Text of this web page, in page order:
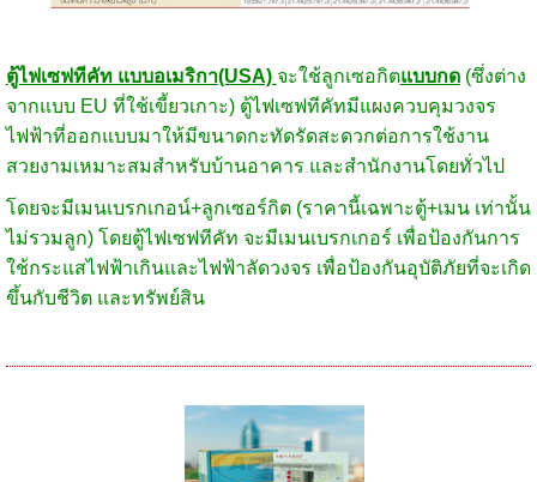
ตู้ไฟเซฟทีคัท แบบอเมริกา(USA) จะใช้ลูกเซอกิตแบบกด(ซึ่งต่าง
จากแบบ EU ที่ใช้เขี้ยวเกาะ) ตู้ไฟเซฟทีคัทมีแผงควบคุมวงจร
ไฟฟ้าที่ออกแบบมาให้มีขนาดกะทัดรัดสะดวกต่อการใช้งาน
สวยงามเหมาะสมสำหรับบ้านอาคาร และสำนักงานโดยทั่วไป
โดยจะมีเมนเบรกเกอน์+ลูกเซอร์กิต (ราคานี้เฉพาะตู้+เมน เท่านั้น
ไม่รวมลูก) โดยตู้ไฟเซฟทีคัท จะมีเมนเบรกเกอร์ เพื่อป้องกันการ
ใช้กระแสไฟฟ้าเกินและไฟฟ้าลัดวงจร เพื่อป้องกันอุบัติภัยที่จะเกิด
ขึ้นกับชีวิต และทรัพย์สิน